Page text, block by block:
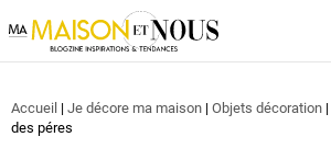
Ma Maison et Nous
Accueil | Je décore ma maison | Objets décoration |
des péres